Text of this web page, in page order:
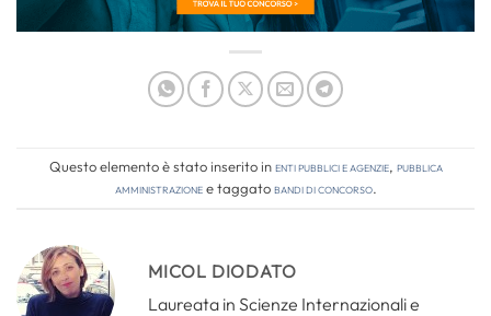
Questo elemento è stato inserito inEnti pubblici e agenzie, Pubblica
amministrazionee taggatobandi di concorso.
MICOL DIODATO
Laureata in Scienze Internazionali e